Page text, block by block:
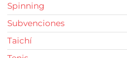
Spinning
Subvenciones
Taichí